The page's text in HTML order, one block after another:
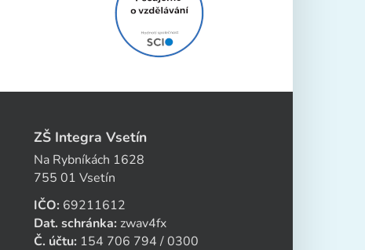
ZŠ Integra Vsetín
Na Rybníkách 1628
755 01 Vsetín
IČO: 69211612
Dat. schránka: zwav4fx
Č. účtu: 154 706 794 / 0300